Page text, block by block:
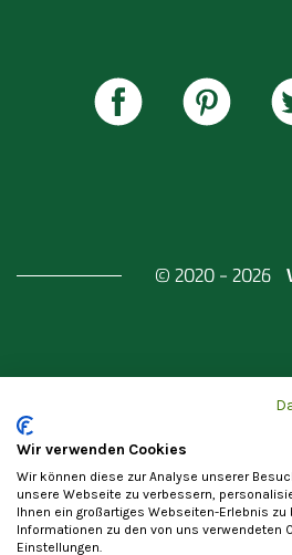
© 2020 - 2026
Wir verwenden Cookies
Wir können diese zur Analyse unserer
unsere Webseite zu verbessern,
Ihnen ein großartiges Webseiten-Erlebnis zu
Informationen zu den von uns verwendeten
Einstellungen.